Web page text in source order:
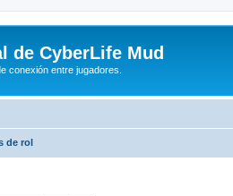
de CyberLife Mud
conexión entre jugadores.
de rol